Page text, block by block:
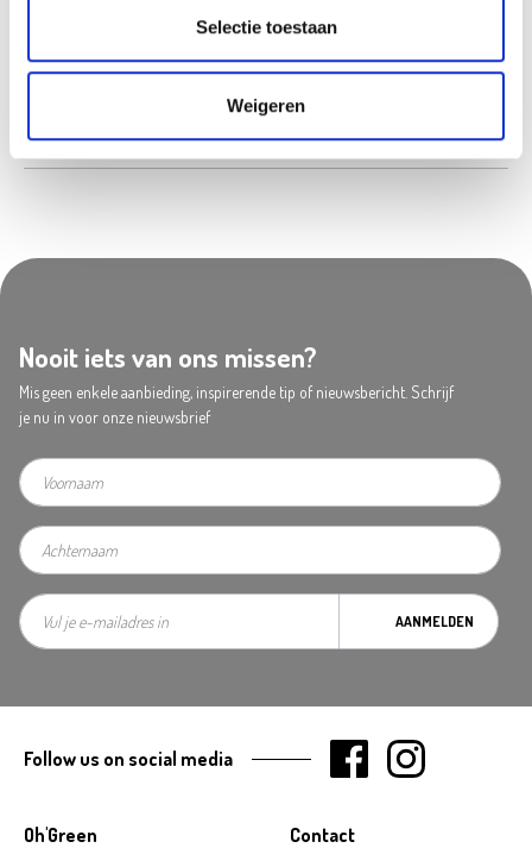
Selectie toestaan
Weigeren
Nooit iets van ons missen?
Mis geen enkele aanbieding, inspirerende tip of nieuwsbericht. Schrijf
je nu in voor onze nieuwsbrief
AANMELDEN
Oh'Green Contact
Follow us on social media